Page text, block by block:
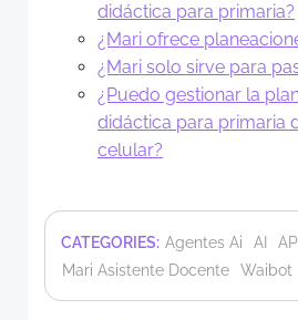
didáctica para primaria?
¿Mari ofrece
¿Mari solo sirve para
¿Puedo gestionar la
didáctica para primaria
celular?
CATEGORIES: Agentes Ai AI
Mari Asistente Docente
Waibot